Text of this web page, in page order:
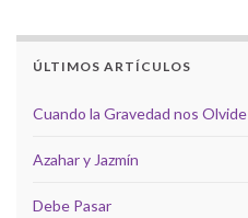
ÚLTIMOS ARTÍCULOS
Cuando la Gravedad nos Olvide
Azahar y Jazmín
Debe Pasar